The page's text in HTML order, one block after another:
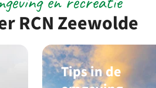
RCN Zeewolde
Tips in de